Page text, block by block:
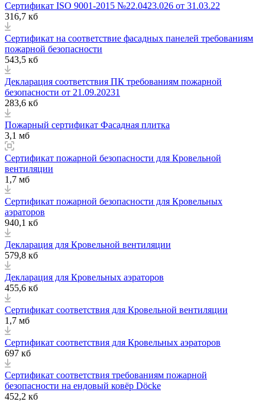
Сертификат ISO 9001-2015 №22.0423.026 от 31.03.22
316,7 кб
Сертификат на соответствие фасадных панелей требованиям
пожарной безопасности
543,5 кб
Декларация соответствия ПК требованиям пожарной
безопасности от 21.09.20231
283,6 кб
Пожарный сертификат Фасадная плитка
3,1 мб
Сертификат пожарной безопасности для Кровельной
вентиляции
1,7 мб
Сертификат пожарной безопасности для Кровельных
аэраторов
940,1 кб
Декларация для Кровельной вентиляции
579,8 кб
Декларация для Кровельных аэраторов
455,6 кб
Сертификат соответствия для Кровельной вентиляции
1,7 мб
Сертификат соответствия для Кровельных аэраторов
697 кб
Сертификат соответствия требованиям пожарной
безопасности на ендовый ковёр Döcke
452,2 кб